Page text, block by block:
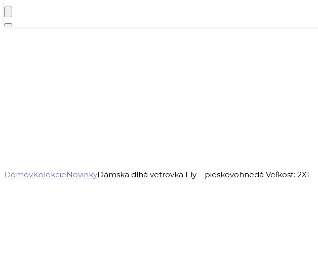
DomovKolekcieNovinkyDámska dlhá vetrovka Fly – pieskovohnedá Veľkosť: 2XL